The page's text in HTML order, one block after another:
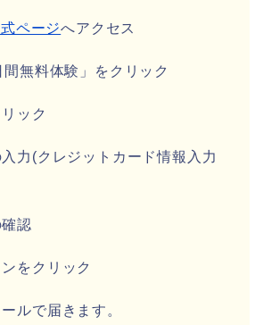
ページへアクセス
無料体験」をクリック
ック
力(クレジットカード情報入力
認
をクリック
ルで届きます。